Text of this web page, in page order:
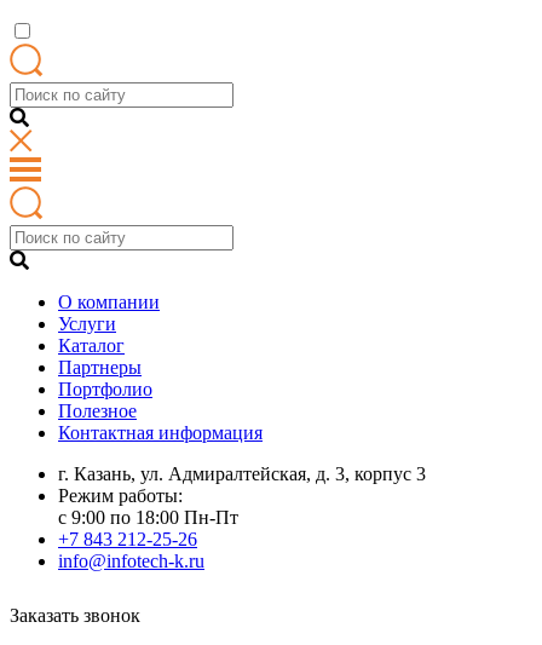
О компании
Услуги
Каталог
Партнеры
Портфолио
Полезное
Контактная информация
г. Казань, ул. Адмиралтейская, д. 3, корпус 3
Режим работы:
с 9:00 по 18:00 Пн-Пт
+7 843 212-25-26
info@infotech-k.ru
Заказать звонок